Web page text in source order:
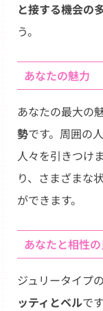
と接する機会の
う。
あなたの魅力
あなたの最大の
勢です。周囲の
人々を引きつけ
り、さまざまな
ができます。
あなたと相性
ジュリータイプ
ッティとベルで